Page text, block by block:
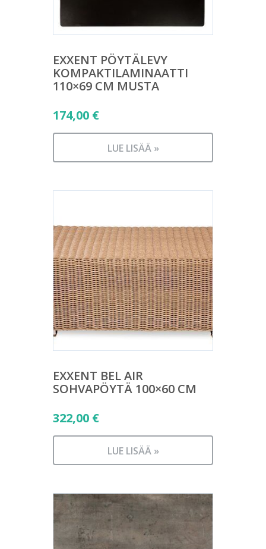
EXXENT PÖYTÄLEVY
KOMPAKTILAMINAATTI
110×69 CM MUSTA
174,00 €
LUE LISÄÄ »
EXXENT BEL AIR
SOHVAPÖYTÄ 100×60 CM
322,00 €
LUE LISÄÄ »